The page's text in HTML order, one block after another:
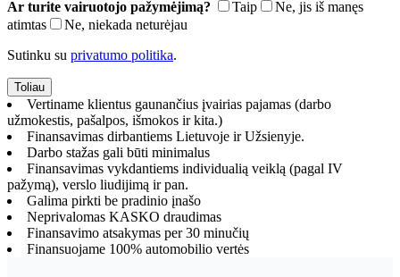
Ar turite vairuotojo pažymėjimą? Taip
Ne, jis iš manęs
atimtas
Ne, niekada neturėjau
Sutinku su privatumo politika.
Vertiname klientus gaunančius įvairias pajamas (darbo
užmokestis, pašalpos, išmokos ir kita.)
Finansavimas dirbantiems Lietuvoje ir Užsienyje.
Darbo stažas gali būti minimalus
Finansavimas vykdantiems individualią veiklą (pagal IV
pažymą), verslo liudijimą ir pan.
Galima pirkti be pradinio įnašo
Neprivalomas KASKO draudimas
Finansavimo atsakymas per 30 minučių
Finansuojame 100% automobilio vertės